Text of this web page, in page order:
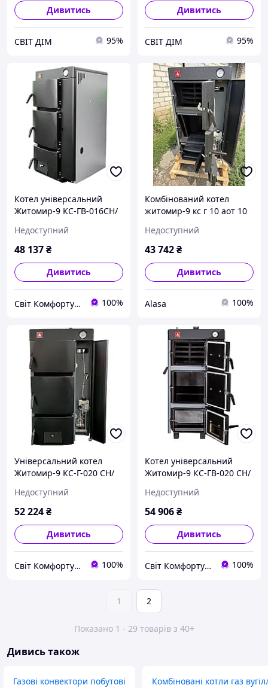
Дивитись
СВІТ ДІМ 95%
Дивитись
СВІТ ДІМ 95%
Котел універсальний
Житомир-9 КС-ГВ-016СН/
дрова газ
Недоступний
48 137₴
Дивитись
Світ Комфорту - технологічне та кліматичне обладнання, побутова техніка. 100%
Комбінований котел
житомир-9 кс г 10 аот 10
Недоступний
43 742₴
Дивитись
Alasa 100%
Універсальний котел
Житомир-9 КС-Г-020 СН/
дрова газ
Недоступний
52 224₴
Дивитись
Світ Комфорту - технологічне та кліматичне обладнання, побутова техніка. 100%
Котел універсальний
Житомир-9 КС-ГВ-020 СН/
газ дрова
Недоступний
54 906₴
Дивитись
Світ Комфорту - технологічне та кліматичне обладнання, побутова техніка. 100%
1 2
Показано 1 - 29 товарів з 40+
Дивись також
Газові конвектори побутові Комбіновані котли газ